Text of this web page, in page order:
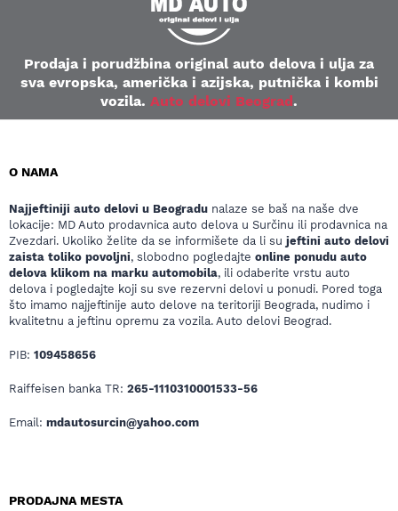
Prodaja i porudžbina original auto delova i ulja za
sva evropska, američka i azijska, putnička i kombi
vozila. Auto delovi Beograd.
O NAMA
Najjeftiniji auto delovi u Beogradu nalaze se baš na naše dve
lokacije: MD Auto prodavnica auto delova u Surčinu ili prodavnica na
Zvezdari. Ukoliko želite da se informišete da li su jeftini auto delovi
zaista toliko povoljni, slobodno pogledajte online ponudu auto
delova klikom na marku automobila, ili odaberite vrstu auto
delova i pogledajte koji su sve rezervni delovi u ponudi. Pored toga
što imamo najjeftinije auto delove na teritoriji Beograda, nudimo i
kvalitetnu a jeftinu opremu za vozila. Auto delovi Beograd.
PIB: 109458656
Raiffeisen banka TR: 265-1110310001533-56
Email: mdautosurcin@yahoo.com
PRODAJNA MESTA